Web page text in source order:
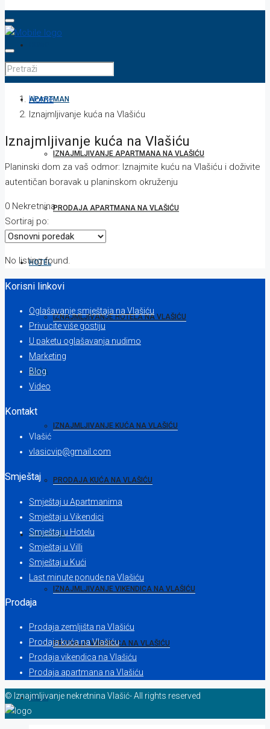
APARTMAN
IZNAJMLJIVANJE APARTMANA NA VLAŠIĆU
PRODAJA APARTMANA NA VLAŠIĆU
HOTEL
IZNAJMLJIVANJE HOTELA NA VLAŠIĆU
KUĆA
IZNAJMLJIVANJE KUĆA NA VLAŠIĆU
PRODAJA KUĆA NA VLAŠIĆU
VIKENDICA
IZNAJMLJIVANJE VIKENDICA NA VLAŠIĆU
PRODAJA VIKENDICA NA VLAŠIĆU
VILLA
Home
Iznajmljivanje kuća na Vlašiću
Iznajmljivanje kuća na Vlašiću
Planinski dom za vaš odmor: Iznajmite kuću na Vlašiću i doživite
autentičan boravak u planinskom okruženju
0 Nekretnina
Sortiraj po:
No listing found.
Korisni linkovi
Oglašavanje smještaja na Vlašiću
Privucite više gostiju
U paketu oglašavanja nudimo
Marketing
Blog
Video
Kontakt
Vlašić
vlasicvip@gmail.com
Smještaj
Smještaj u Apartmanima
Smještaj u Vikendici
Smještaj u Hotelu
Smještaj u Villi
Smještaj u Kući
Last minute ponude na Vlašiću
Prodaja
Prodaja zemljišta na Vlašiću
Prodaja kuća na Vlašiću
Prodaja vikendica na Vlašiću
Prodaja apartmana na Vlašiću
© Iznajmljivanje nekretnina Vlašić- All rights reserved